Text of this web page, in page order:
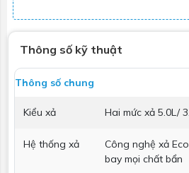
Thông số kỹ thuật
Thông số chung
Kiểu xả Hai mức xả 5.0L/
Hệ thống xả
Công nghệ xả
bay mọi chất bẩn